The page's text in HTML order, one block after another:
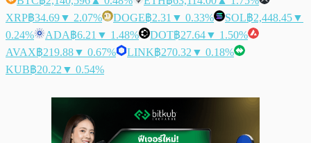
XRP฿34.69▼ 2.07% DOGE฿2.31 ▼ 0.33% SOL฿2,448.45▼
0.24%
ADA฿6.21 ▼ 1.48% DOT฿27.64▼ 1.50%
AVAX฿219.88▼ 0.67% LINK฿270.32 ▼ 0.18%
KUB฿20.22 ▼ 0.54%